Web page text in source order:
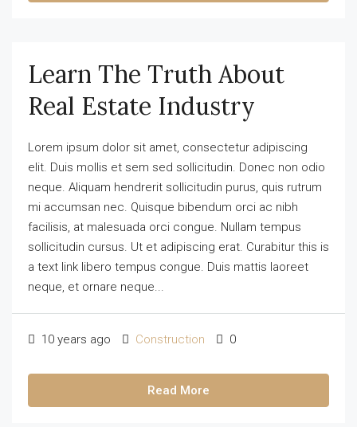
Learn The Truth About
Real Estate Industry
Lorem ipsum dolor sit amet, consectetur adipiscing
elit. Duis mollis et sem sed sollicitudin. Donec non odio
neque. Aliquam hendrerit sollicitudin purus, quis rutrum
mi accumsan nec. Quisque bibendum orci ac nibh
facilisis, at malesuada orci congue. Nullam tempus
sollicitudin cursus. Ut et adipiscing erat. Curabitur this is
a text link libero tempus congue. Duis mattis laoreet
neque, et ornare neque...
10 years ago Construction 0
Read More